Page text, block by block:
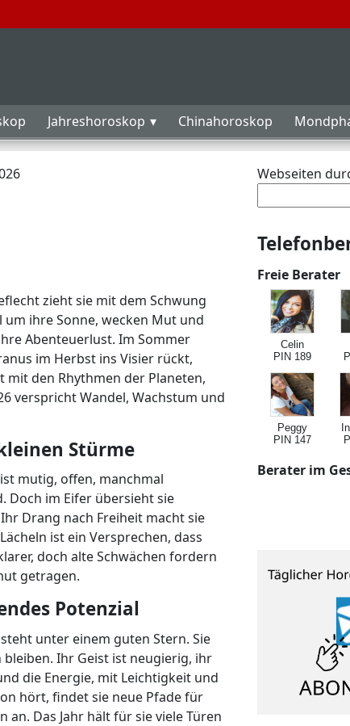
Jahreshoroskop Chinahoroskop
zieht sie mit dem Schwung
ihre Sonne, wecken Mut und
Abenteuerlust. Im Sommer
im Herbst ins Visier rückt,
den Rhythmen der Planeten,
verspricht Wandel, Wachstum und
Stürme
mutig, offen, manchmal
Doch im Eifer übersieht sie
Drang nach Freiheit macht sie
ist ein Versprechen, dass
doch alte Schwächen fordern
getragen.
Potenzial
unter einem guten Stern. Sie
Ihr Geist ist neugierig, ihr
die Energie, mit Leichtigkeit und
hört, findet sie neue Pfade für
Das Jahr hält für sie viele Türen
Webseiten
Freie Berater
Celin
PIN 189
Peggy
PIN 147
Berater im